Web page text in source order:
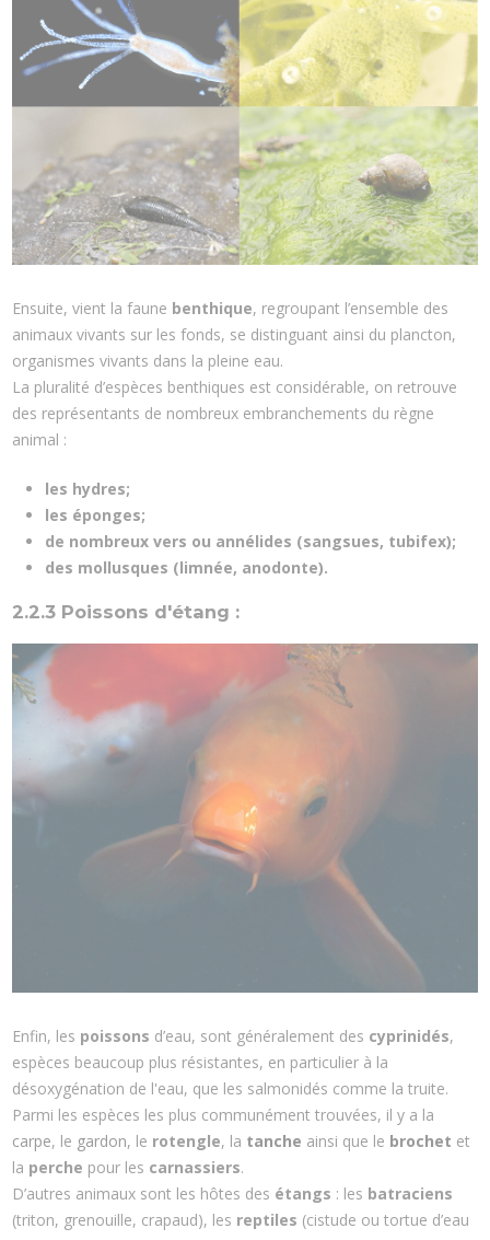
Ensuite, vient la faune benthique, regroupant l’ensemble des
animaux vivants sur les fonds, se distinguant ainsi du plancton,
organismes vivants dans la pleine eau.
La pluralité d’espèces benthiques est considérable, on retrouve
des représentants de nombreux embranchements du règne
animal :
les hydres;
les éponges;
de nombreux vers ou annélides (sangsues, tubifex);
des mollusques (limnée, anodonte).
2.2.3 Poissons d'étang :
Enfin, les poissons d’eau, sont généralement des cyprinidés,
espèces beaucoup plus résistantes, en particulier à la
désoxygénation de l'eau, que les salmonidés comme la truite.
Parmi les espèces les plus communément trouvées, il y a la
carpe, le gardon, le rotengle, la tanche ainsi que le brochet et
la perche pour les carnassiers.
D’autres animaux sont les hôtes des étangs : les batraciens
(triton, grenouille, crapaud), les reptiles (cistude ou tortue d’eau